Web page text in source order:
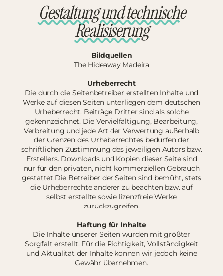
Gestaltung und technische
Realisiserung
Bildquellen
The Hideaway Madeira
Urheberrecht
Die durch die Seitenbetreiber erstellten Inhalte und
Werke auf diesen Seiten unterliegen dem deutschen
Urheberrecht. Beiträge Dritter sind als solche
gekennzeichnet. Die Vervielfältigung, Bearbeitung,
Verbreitung und jede Art der Verwertung außerhalb
der Grenzen des Urheberrechtes bedürfen der
schriftlichen Zustimmung des jeweiligen Autors bzw.
Erstellers. Downloads und Kopien dieser Seite sind
nur für den privaten, nicht kommerziellen Gebrauch
gestattet.Die Betreiber der Seiten sind bemüht, stets
die Urheberrechte anderer zu beachten bzw. auf
selbst erstellte sowie lizenzfreie Werke
zurückzugreifen.
Haftung für Inhalte
Die Inhalte unserer Seiten wurden mit größter
Sorgfalt erstellt. Für die Richtigkeit, Vollständigkeit
und Aktualität der Inhalte können wir jedoch keine
Gewähr übernehmen.